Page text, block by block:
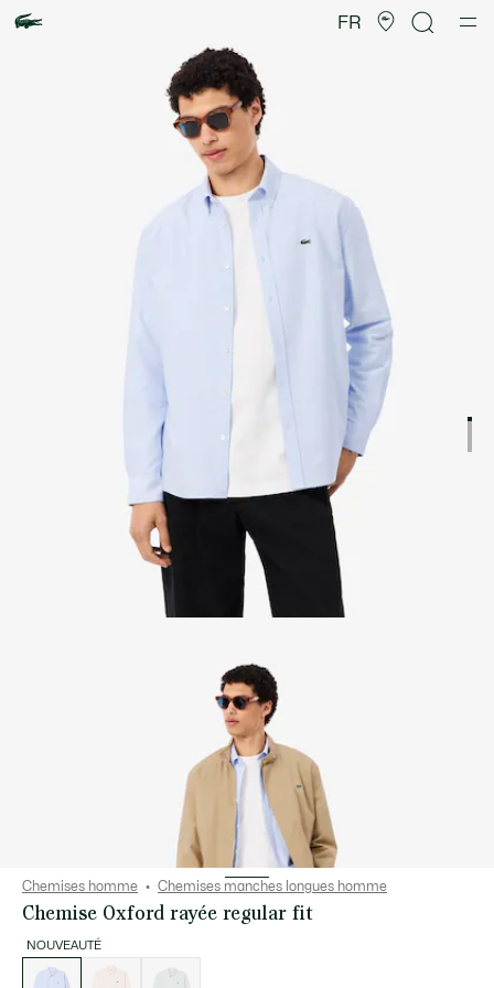
FR
d’images
produit
Chemises homme Chemises manches longues homme
Chemise Oxford rayée regular fit
NOUVEAUTÉ
des
déclinaisons